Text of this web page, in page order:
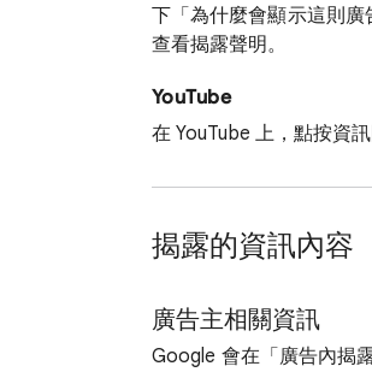
下「為什麼會顯示這則廣
查看揭露聲明。
YouTube
在 YouTube 上，點按資
揭露的資訊內容
廣告主相關資訊
Google 會在「廣告內揭